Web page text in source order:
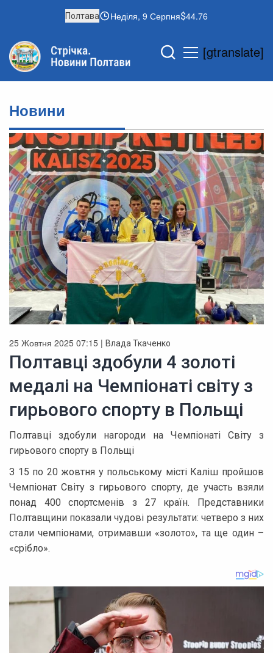
Полтава Неділя, 9 Серпня 44.76
[gtranslate]
Новини
25 Жовтня 2025 07:15 | Влада Ткаченко
Полтавці здобули 4 золоті
медалі на Чемпіонаті світу з
гирьового спорту в Польщі
Полтавці здобули нагороди на Чемпіонаті Світу з
гирьового спорту в Польщі
З 15 по 20 жовтня у польському місті Каліш пройшов
Чемпіонат Світу з гирьового спорту, де участь взяли
понад 400 спортсменів з 27 країн. Представники
Полтавщини показали чудові результати: четверо з них
стали чемпіонами, отримавши «золото», та ще один –
«срібло».